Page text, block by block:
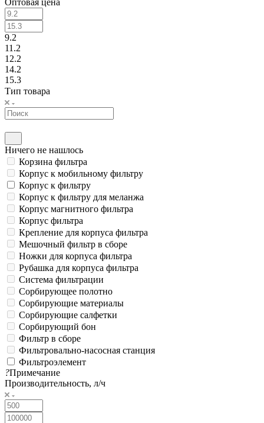
9.2
11.2
12.2
14.2
15.3
Тип товара
Ничего не нашлось
Корзина фильтра
Корпус к мобильному фильтру
Корпус к фильтру
Корпус к фильтру для меланжа
Корпус магнитного фильтра
Корпус фильтра
Крепление для корпуса фильтра
Мешочный фильтр в сборе
Ножки для корпуса фильтра
Рубашка для корпуса фильтра
Система фильтрации
Сорбирующее полотно
Сорбирующие материалы
Сорбирующие салфетки
Сорбирующий бон
Фильтр в сборе
Фильтровально-насосная станция
Фильтроэлемент
?Примечание
Производительность, л/ч